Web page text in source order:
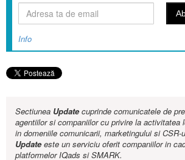
Info
Sectiunea Updatecuprinde comunicatele de
agentiilor si companiilor cu privire la activitatea
in domeniile comunicarii, marketingului si CSR-
Updateeste un serviciu oferit companiilor in
platformelor IQads si SMARK.